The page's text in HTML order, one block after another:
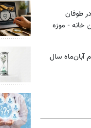
طوفان
خانه - موزه
آبان‌ماه سال